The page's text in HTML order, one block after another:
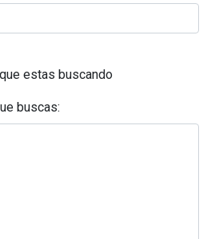
estas buscando
buscas: